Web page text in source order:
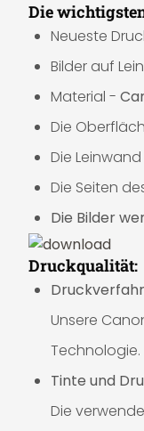
Die
Neueste
Bilder auf
Material -
Die
Die
Die Seiten
Die Bilder
Druckqualität:
Unsere
Technologie.
Tinte und
Die